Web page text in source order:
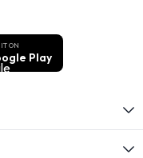
ON
Play